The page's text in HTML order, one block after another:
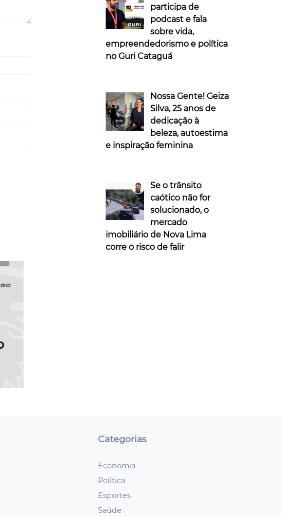
participa de
podcast e fala
sobre vida,
empreendedorismo e política
no Guri Cataguá
Nossa Gente! Geiza
Silva, 25 anos de
dedicação à
beleza, autoestima
e inspiração feminina
Se o trânsito
caótico não for
solucionado, o
mercado
imobiliário de Nova Lima
corre o risco de falir
Categorias
Economia
Política
Esportes
Saúde